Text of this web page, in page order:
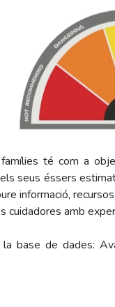
té com a
seus éssers
informació,
amb
la base de dades: